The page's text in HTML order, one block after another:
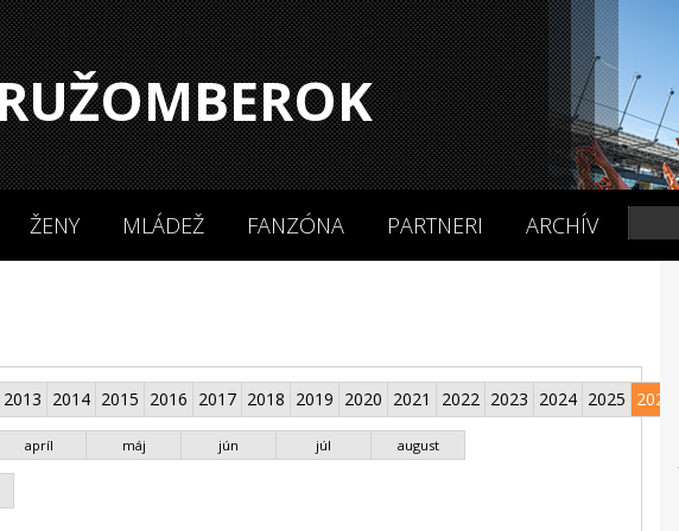
ŽENY MLÁDEŽ FANZÓNA PARTNERI ARCHÍV
2013 2014 2015 2016 2017 2018 2019 2020 2021 2022 2023 2024 2025 2026
apríl máj jún júl august